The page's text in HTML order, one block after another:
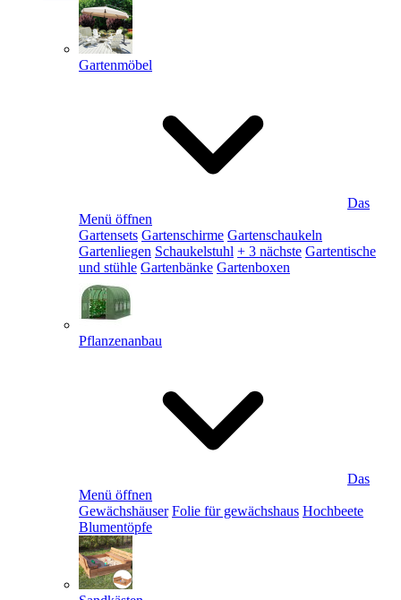
Gartenmöbel
Das
Menü öffnen
Gartensets Gartenschirme Gartenschaukeln
Gartenliegen Schaukelstuhl + 3 nächste Gartentische
und stühle Gartenbänke Gartenboxen
Pflanzenanbau
Das
Menü öffnen
Gewächshäuser Folie für gewächshaus Hochbeete
Blumentöpfe